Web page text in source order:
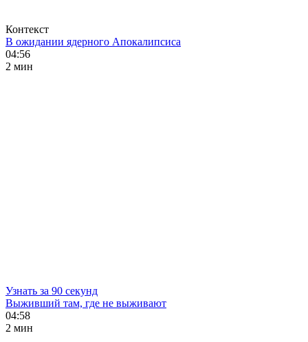
Контекст
В ожидании ядерного Апокалипсиса
04:56
2 мин
Узнать за 90 секунд
Выживший там, где не выживают
04:58
2 мин